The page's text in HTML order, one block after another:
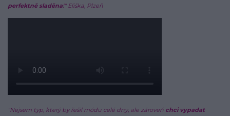
perfektně sladěna!" Eliška, Plzeň
"Nejsem typ, který by řešil módu celé dny, ale zároveň chci vypadat